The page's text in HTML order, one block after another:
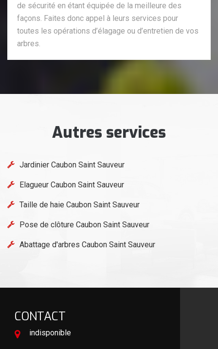
de sécurité en étant équipée de la meilleure des
façons. Faites donc appel à leurs services pour
toutes les opérations d’élagage ou d’entretien de vos
arbres.
Autres services
Jardinier Caubon Saint Sauveur
Elagueur Caubon Saint Sauveur
Taille de haie Caubon Saint Sauveur
Pose de clôture Caubon Saint Sauveur
Abattage d'arbres Caubon Saint Sauveur
CONTACT
indisponible